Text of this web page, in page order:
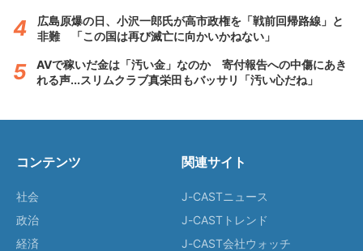
広島原爆の日、小沢一郎氏が高市政権を「戦前回帰路線」と
非難 「この国は再び滅亡に向かいかねない」
AVで稼いだ金は「汚い金」なのか 寄付報告への中傷にあき
れる声...スリムクラブ真栄田もバッサリ「汚い心だね」
コンテンツ
社会
政治
経済
関連サイト
J-CASTニュース
J-CASTトレンド
J-CAST会社ウォッチ